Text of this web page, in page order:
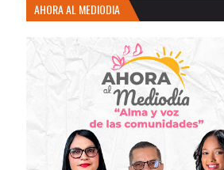
AHORA AL MEDIODIA